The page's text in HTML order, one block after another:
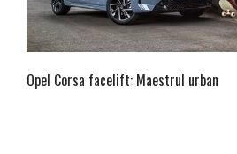
Opel Corsa facelift: Maestrul urban